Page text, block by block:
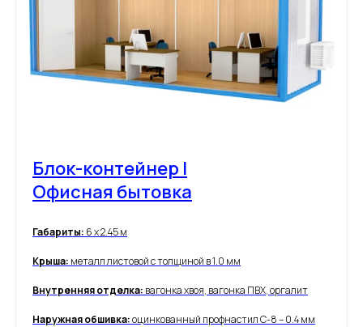
Блок-контейнер |
Офисная бытовка
Габариты: 6 х 2.45 м
Крыша: металл листовой с толщиной в 1.0 мм
Внутренняя отделка: вагонка хвоя, вагонка ПВХ, оргалит
Наружная обшивка:оцинкованный профнастил С-8 – 0.4 мм